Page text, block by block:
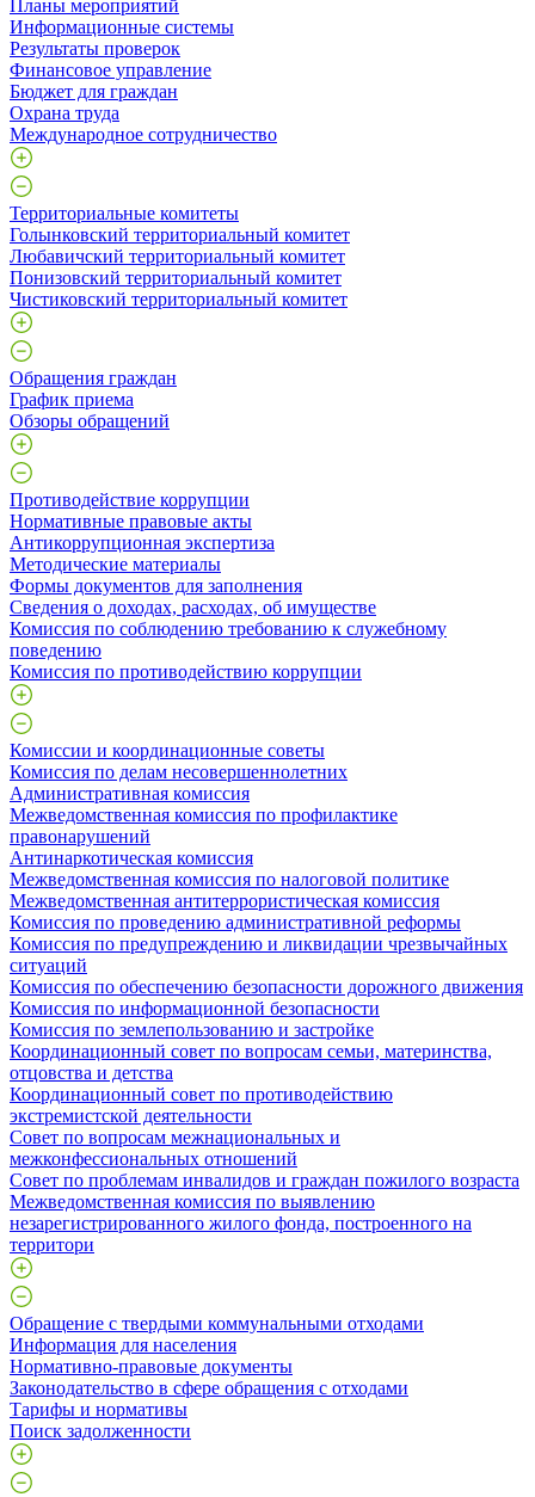
Планы мероприятий
Информационные системы
Результаты проверок
Финансовое управление
Бюджет для граждан
Охрана труда
Международное сотрудничество
Территориальные комитеты
Голынковский территориальный комитет
Любавичский территориальный комитет
Понизовский территориальный комитет
Чистиковский территориальный комитет
Обращения граждан
График приема
Обзоры обращений
Противодействие коррупции
Нормативные правовые акты
Антикоррупционная экспертиза
Методические материалы
Формы документов для заполнения
Сведения о доходах, расходах, об имуществе
Комиссия по соблюдению требованию к служебному
поведению
Комиссия по противодействию коррупции
Комиссии и координационные советы
Комиссия по делам несовершеннолетних
Административная комиссия
Межведомственная комиссия по профилактике
правонарушений
Антинаркотическая комиссия
Межведомственная комиссия по налоговой политике
Межведомственная антитеррористическая комиссия
Комиссия по проведению административной реформы
Комиссия по предупреждению и ликвидации чрезвычайных
ситуаций
Комиссия по обеспечению безопасности дорожного движения
Комиссия по информационной безопасности
Комиссия по землепользованию и застройке
Координационный совет по вопросам семьи, материнства,
отцовства и детства
Координационный совет по противодействию
экстремистской деятельности
Совет по вопросам межнациональных и
межконфессиональных отношений
Совет по проблемам инвалидов и граждан пожилого возраста
Межведомственная комиссия по выявлению
незарегистрированного жилого фонда, построенного на
территори
Обращение с твердыми коммунальными отходами
Информация для населения
Нормативно-правовые документы
Законодательство в сфере обращения с отходами
Тарифы и нормативы
Поиск задолженности